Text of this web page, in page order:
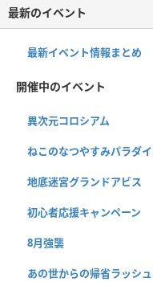
最新のイベント
最新イベント情報まとめ
開催中のイベント
異次元コロシアム
ねこのなつやすみパラダ
地底迷宮グランドアビス
初心者応援キャンペーン
8月強襲
あの世からの帰省ラッシュ